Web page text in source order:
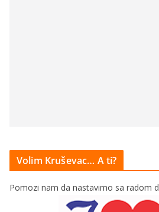
Volim Kruševac… A ti?
Pomozi nam da nastavimo sa radom